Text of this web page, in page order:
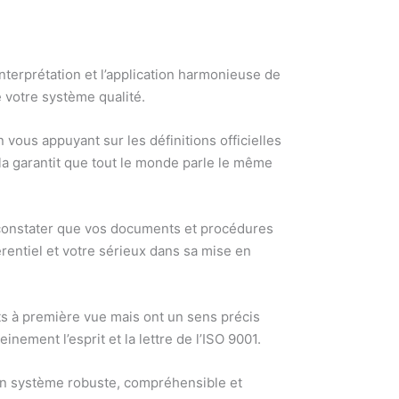
et l’application harmonieuse de
système qualité.
vous appuyant sur les définitions officielles
garantit que tout le monde parle le même
que vos documents et procédures
et votre sérieux dans sa mise en
à première vue mais ont un sens précis
l’esprit et la lettre de l’ISO 9001.
système robuste, compréhensible et